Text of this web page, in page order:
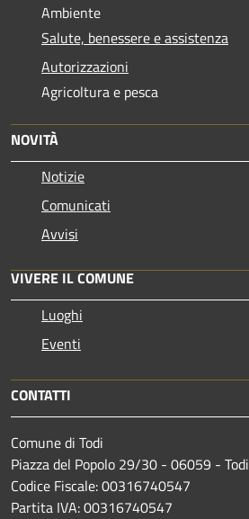
Ambiente
Salute, benessere e assistenza
Autorizzazioni
Agricoltura e pesca
NOVITÀ
Notizie
Comunicati
Avvisi
VIVERE IL COMUNE
Luoghi
Eventi
CONTATTI
Comune di Todi
Piazza del Popolo 29/30 - 06059 - Todi
Codice Fiscale: 00316740547
Partita IVA: 00316740547